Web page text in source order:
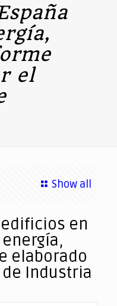
el
Show all
edificios en
energía,
elaborado
Industria